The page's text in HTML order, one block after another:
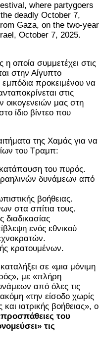
where partygoers
deadly October 7,
Gaza, on the two-year
October 7, 2025.
οποία συμμετέχει στις
στην Αίγυπτο
προκειμένου να
στις
οικογενειών μας στη
ίδιο βίντεο που
της Χαμάς για να
του Τραμπ:
του πυρός.
δυνάμεων από
βοήθειας.
στα σπίτια τους.
ενός εθνικού
κρατουμένων.
σε «μια μόνιμη
με «πλήρη
από όλες τις
«την είσοδο χωρίς
ιατρικής βοήθειας», ο
του
τις